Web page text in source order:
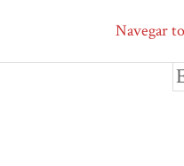
Navegar